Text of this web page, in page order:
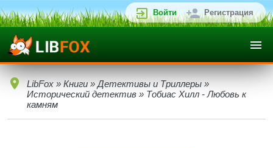
Войти Регистрация
LibFox » Книги » Детективы и Триллеры »
Исторический детектив » Тобиас Хилл - Любовь к
камням